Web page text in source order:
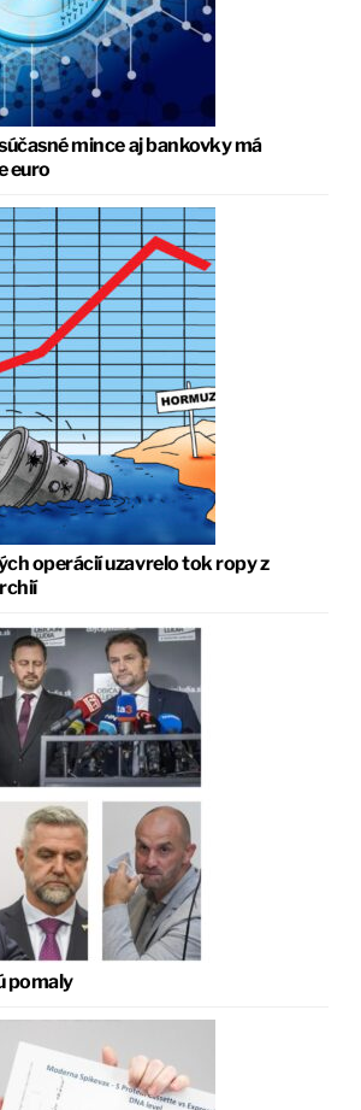
mince aj bankovky má
euro
operácií uzavrelo tok ropy z
pomaly